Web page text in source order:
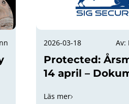
2026-03-18 Av:
Protected:
14 april –
Läs mer